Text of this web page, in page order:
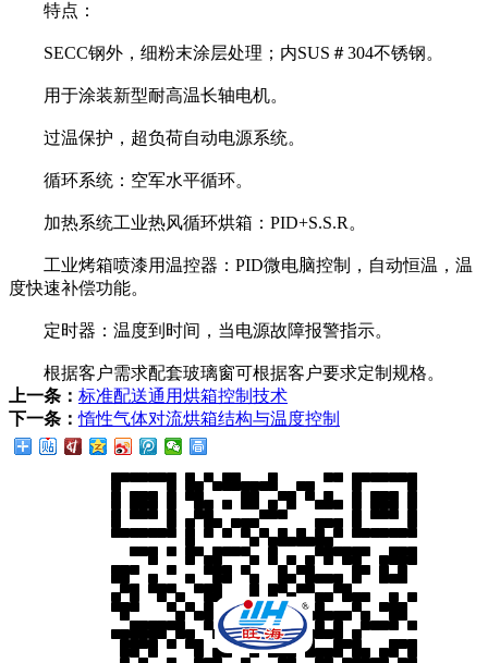
特点：
SECC钢外，细粉末涂层处理；内SUS＃304不锈钢。
用于涂装新型耐高温长轴电机。
过温保护，超负荷自动电源系统。
循环系统：空军水平循环。
加热系统工业热风循环烘箱：PID+S.S.R。
工业烤箱喷漆用温控器：PID微电脑控制，自动恒温，温
度快速补偿功能。
定时器：温度到时间，当电源故障报警指示。
根据客户需求配套玻璃窗可根据客户要求定制规格。
上一条： 标准配送通用烘箱控制技术
下一条：惰性气体对流烘箱结构与温度控制